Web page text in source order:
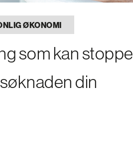
ØKONOMI
som kan stoppe
din